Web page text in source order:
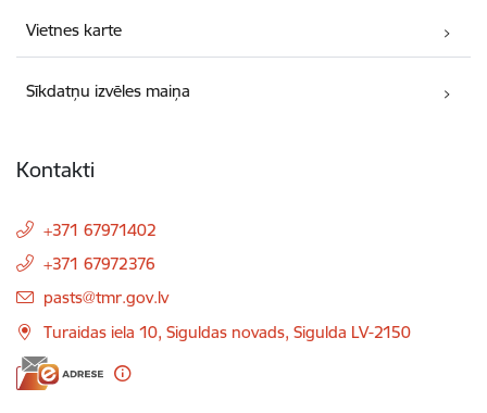
Vietnes karte
Sīkdatņu izvēles maiņa
Kontakti
+371 67971402
+371 67972376
E-pasts:
pasts@tmr.gov.lv
Turaidas iela 10, Siguldas novads, Sigulda LV-2150